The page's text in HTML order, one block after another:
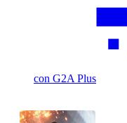
con G2A Plus